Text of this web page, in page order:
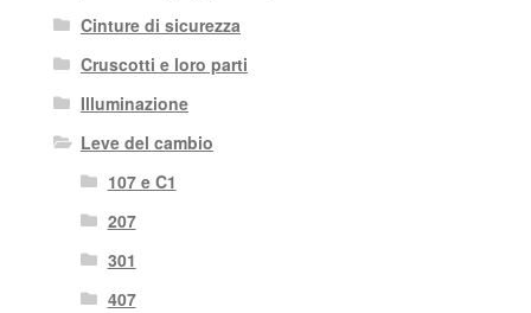
Cinture di sicurezza
Cruscotti e loro parti
Illuminazione
Leve del cambio
107 e C1
207
301
407